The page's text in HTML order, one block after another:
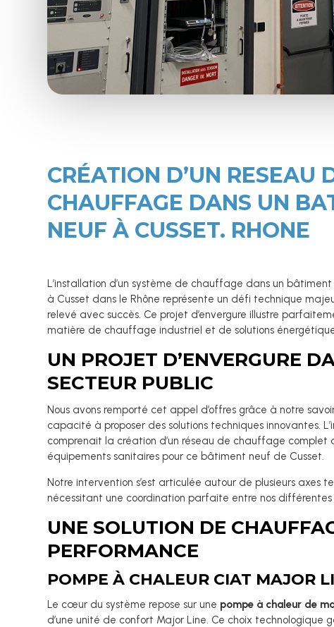
CRÉATION D’UN RESEAU
CHAUFFAGE DANS UN
NEUF À CUSSET. RHONE
L’installation d’un système de chauffage dans un
à Cusset dans le Rhône représente un défi technique
relevé avec succès. Ce projet d’envergure illustre
matière de chauffage industriel et de solutions
UN PROJET D’ENVERGURE
SECTEUR PUBLIC
Nous avons remporté cet appel d’offres grâce à notre
capacité à proposer des solutions techniques innovantes.
comprenait la création d’un réseau de chauffage complet
équipements sanitaires pour ce bâtiment neuf de Cusset.
Notre intervention s’est articulée autour de plusieurs axes
nécessitant une coordination parfaite entre nos différentes
UNE SOLUTION DE
PERFORMANCE
POMPE À CHALEUR CIAT MAJOR
Le cœur du système repose sur une pompe à chaleur de
d’une unité de confort Major Line. Ce choix